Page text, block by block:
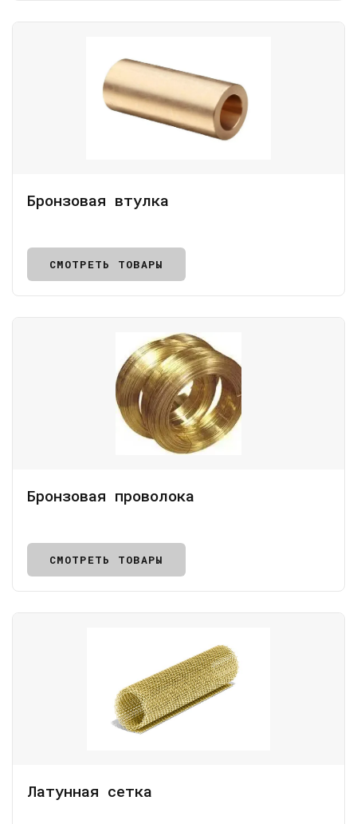
Бронзовая втулка
СМОТРЕТЬ ТОВАРЫ
Бронзовая проволока
СМОТРЕТЬ ТОВАРЫ
Латунная сетка